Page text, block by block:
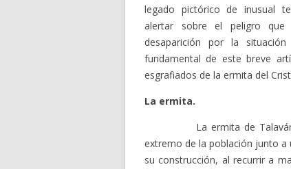
legado pictórico de inusual
alertar sobre el peligro que
desaparición por la
fundamental de este breve
esgrafiados de la ermita del
La ermita.
La ermita de Talaván se
extremo de la población junto a
su construcción, al recurrir a